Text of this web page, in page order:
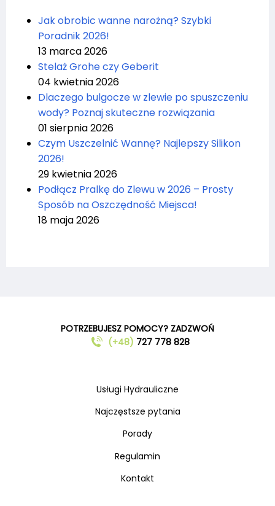
Jak obrobic wanne narożną? Szybki
Poradnik 2026!
13 marca 2026
Stelaż Grohe czy Geberit
04 kwietnia 2026
Dlaczego bulgocze w zlewie po spuszczeniu
wody? Poznaj skuteczne rozwiązania
01 sierpnia 2026
Czym Uszczelnić Wannę? Najlepszy Silikon
2026!
29 kwietnia 2026
Podłącz Pralkę do Zlewu w 2026 – Prosty
Sposób na Oszczędność Miejsca!
18 maja 2026
POTRZEBUJESZ POMOCY? ZADZWOŃ
(+48) 727 778 828
Usługi Hydrauliczne
Najczęstsze pytania
Porady
Regulamin
Kontakt